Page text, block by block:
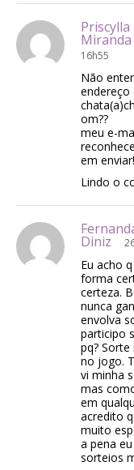
Priscylla
16h55
Não
endereço
om??
meu e-
em
Lindo o
Diniz
Eu acho
forma
certeza.
nunca
envolva
participo
pq?
no jogo.
vi minha
mas
em
acredito
muito
a pena
sorteios